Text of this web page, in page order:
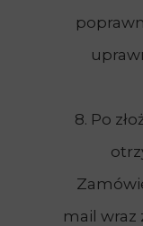
8. Po
mail